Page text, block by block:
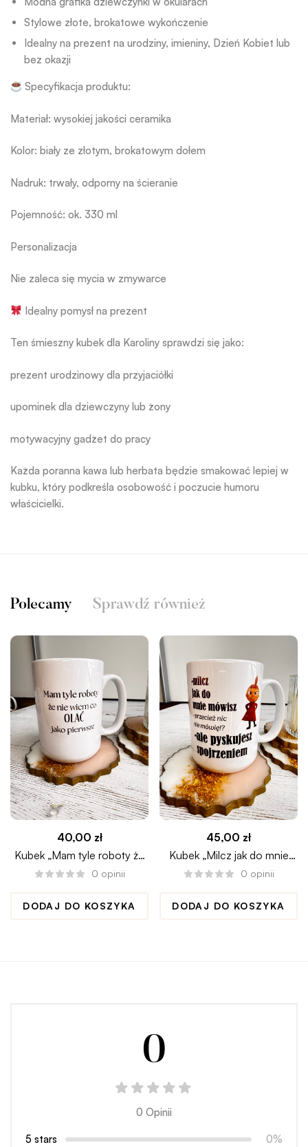
Stylowe złote, brokatowe wykończenie
Idealny na prezent na urodziny, imieniny, Dzień Kobiet lub
bez okazji
Specyfikacja produktu:
Materiał: wysokiej jakości ceramika
Kolor: biały ze złotym, brokatowym dołem
Nadruk: trwały, odporny na ścieranie
Pojemność: ok. 330 ml
Personalizacja
Nie zaleca się mycia w zmywarce
Idealny pomysł na prezent
Ten śmieszny kubek dla Karoliny sprawdzi się jako:
prezent urodzinowy dla przyjaciółki
upominek dla dziewczyny lub żony
motywacyjny gadżet do pracy
Każda poranna kawa lub herbata będzie smakować lepiej w
kubku, który podkreśla osobowość i poczucie humoru
właścicielki.
Polecamy Sprawdź również
40,00 zł
Kubek „Mam tyle roboty że
nie wiem co olać jako
0 opinii
DODAJ DO KOSZYKA
45,00 zł
Kubek „Milcz jak do mnie
mówisz” z Małą Mi
0 opinii
DODAJ DO KOSZYKA
0
0 Opinii
5 stars
0%